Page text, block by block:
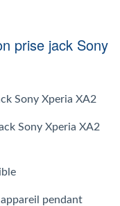
prise jack Sony
Sony Xperia XA2
Sony Xperia XA2
pendant